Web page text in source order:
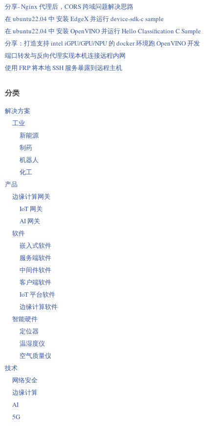
分享- Nginx 代理后，CORS 跨域问题解决思路
在 ubuntu22.04 中 安装 EdgeX 并运行 device-sdk-c sample
在 ubuntu22.04 中 安装 OpenVINO 并运行 Hello Classification C Sample
分享：打造支持 intel iGPU/GPU/NPU 的 docker 环境跑 OpenVINO 开发
端口转发与反向代理实现本机连接远程内网
使用 FRP 将本地 SSH 服务暴露到远程主机
分类
解决方案
工业
新能源
制药
机器人
化工
产品
边缘计算网关
IoT 网关
AI 网关
软件
嵌入式软件
服务端软件
中间件软件
客户端软件
IoT 平台软件
边缘计算软件
智能硬件
定位器
温湿度仪
空气质量仪
技术
网络安全
边缘计算
AI
5G